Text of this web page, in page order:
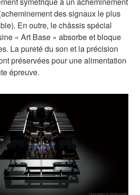
des signaux le plus
En outre, le châssis spécial
« Art Base » absorbe et bloque
La pureté du son et la précision
préservées pour une alimentation
épreuve.